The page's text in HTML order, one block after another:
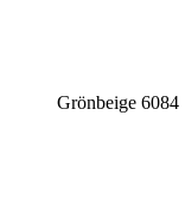
Grönbeige 6084